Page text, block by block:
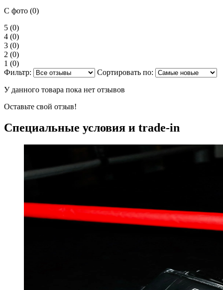
С фото (0)
5 (0)
4 (0)
3 (0)
2 (0)
1 (0)
Фильтр:
Сортировать по:
У данного товара пока нет отзывов
Оставьте свой отзыв!
Специальные условия и trade-in